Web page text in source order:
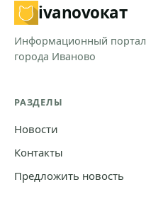
ivanovoкат
Информационный портал
города Иваново
РАЗДЕЛЫ
Новости
Контакты
Предложить новость